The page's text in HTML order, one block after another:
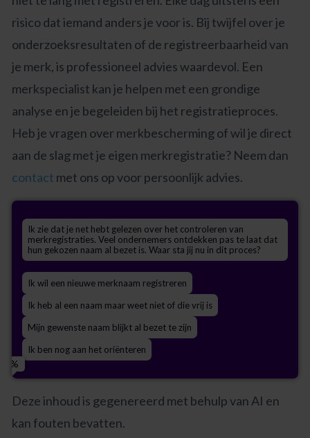
risico dat iemand anders je voor is. Bij twijfel over je
onderzoeksresultaten of de registreerbaarheid van
je merk, is professioneel advies waardevol. Een
merkspecialist kan je helpen met een grondige
analyse en je begeleiden bij het registratieproces.
Heb je vragen over merkbescherming of wil je direct
aan de slag met je eigen merkregistratie? Neem dan
contact met ons op voor persoonlijk advies.
Ik zie dat je net hebt gelezen over het controleren van
merkregistraties. Veel ondernemers ontdekken pas te laat dat
hun gekozen naam al bezet is. Waar sta jij nu in dit proces?
Ik wil een nieuwe merknaam registreren
Ik heb al een naam maar weet niet of die vrij is
Mijn gewenste naam blijkt al bezet te zijn
Ik ben nog aan het oriënteren
Benelux (België, Nederland, Luxemburg)
Zo snel mogelijk, ik wil door met mijn plannen
Hulp bij het vinden van een alternatieve naam
Onderzoeken of ik toch die naam kan gebruiken
Advies over mijn opties
Het
registratieproces
Verschillen tussen Benelux/EU
Wat merkbescherming precies
Telefoonnummer (optioneel)
Telefoonnummer (optioneel)
Telefoonnummer (optioneel)
Deze inhoud is gegenereerd met behulp van AI en
kan fouten bevatten.